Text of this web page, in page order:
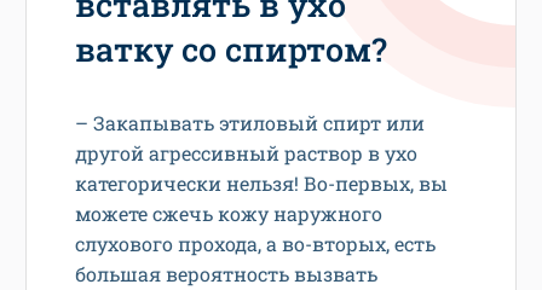
ватку со спиртом?
– Закапывать этиловый спирт или
другой агрессивный раствор в ухо
категорически нельзя! Во-первых, вы
можете сжечь кожу наружного
слухового прохода, а во-вторых, есть
большая вероятность вызвать